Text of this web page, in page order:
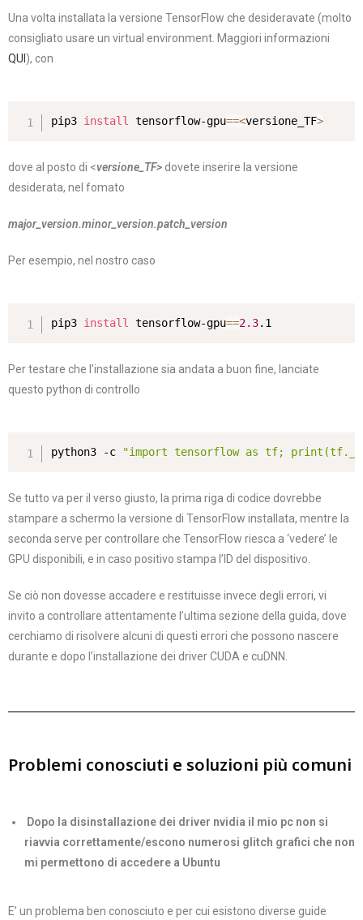
Una volta installata la versione TensorFlow che desideravate (molto
consigliato usare un virtual environment. Maggiori informazioni
QUI ), con
pip3 install tensorflow-gpu==<versione_TF>
dove al posto di <versione_TF> dovete inserire la versione
desiderata, nel fomato
major_version.minor_version.patch_version
Per esempio, nel nostro caso
pip3 install tensorflow-gpu==2.3.1
Per testare che l’installazione sia andata a buon fine, lanciate
questo python di controllo
python3 -c "import tensorflow as tf;
Se tutto va per il verso giusto, la prima riga di codice dovrebbe
stampare a schermo la versione di TensorFlow installata, mentre la
seconda serve per controllare che TensorFlow riesca a ‘vedere’ le
GPU disponibili, e in caso positivo stampa l’ID del dispositivo.
Se ciò non dovesse accadere e restituisse invece degli errori, vi
invito a controllare attentamente l’ultima sezione della guida, dove
cerchiamo di risolvere alcuni di questi errori che possono nascere
durante e dopo l’installazione dei driver CUDA e cuDNN.
Problemi conosciuti e soluzioni più comuni
Dopo la disinstallazione dei driver nvidia il mio pc non si
riavvia correttamente/escono numerosi glitch grafici che non
mi permettono di accedere a Ubuntu
E’ un problema ben conosciuto e per cui esistono diverse guide